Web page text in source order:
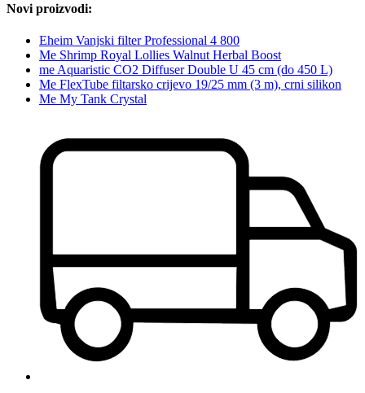
Novi proizvodi:
Eheim Vanjski filter Professional 4 800
Me Shrimp Royal Lollies Walnut Herbal Boost
me Aquaristic CO2 Diffuser Double U 45 cm (do 450 L)
Me FlexTube filtarsko crijevo 19/25 mm (3 m), crni silikon
Me My Tank Crystal